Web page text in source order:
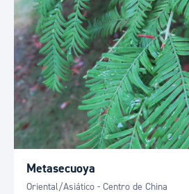
Metasecuoya
Oriental/Asiático - Centro de China